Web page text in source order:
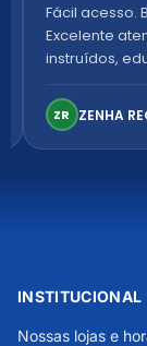
Fácil acesso.
Excelente
instruídos,
confortável.
ZR ZENHA
INSTITUCIONAL
Nossas lojas e